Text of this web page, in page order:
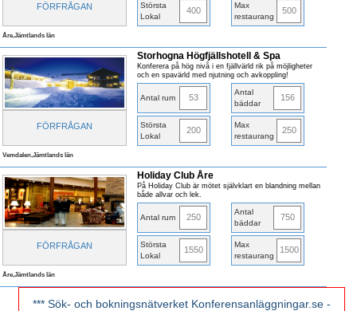
FÖRFRÅGAN
Största
Lokal
400
Max
restaurang
500
Åre,Jämtlands län
FÖRFRÅGAN
Storhogna Högfjällshotell & Spa
Konferera på hög nivå i en fjällvärld rik på möjligheter
och en spavärld med njutning och avkoppling!
Antal rum 53
Antal
bäddar
156
Största
Lokal
200
Max
restaurang
250
Vemdalen,Jämtlands län
FÖRFRÅGAN
Holiday Club Åre
På Holiday Club är mötet självklart en blandning mellan
både allvar och lek.
Antal rum 250
Antal
bäddar
750
Största
Lokal
1550
Max
restaurang
1500
Åre,Jämtlands län
*** Sök- och bokningsnätverket Konferensanläggningar.se -